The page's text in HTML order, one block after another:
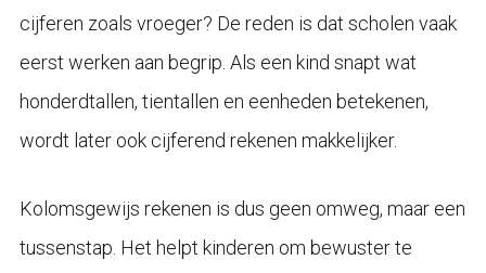
cijferen zoals vroeger? De reden is dat scholen vaak
eerst werken aan begrip. Als een kind snapt wat
honderdtallen, tientallen en eenheden betekenen,
wordt later ook cijferend rekenen makkelijker.
Kolomsgewijs rekenen is dus geen omweg, maar een
tussenstap. Het helpt kinderen om bewuster te